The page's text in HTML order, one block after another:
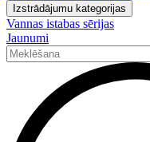
Izstrādājumu kategorijas
Vannas istabas sērijas
Jaunumi